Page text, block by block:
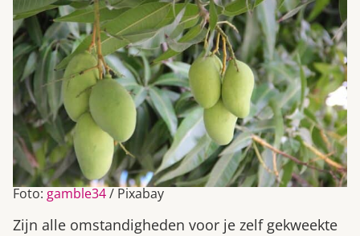
Foto: gamble34/ Pixabay
Zijn alle omstandigheden voor je zelf gekweekte